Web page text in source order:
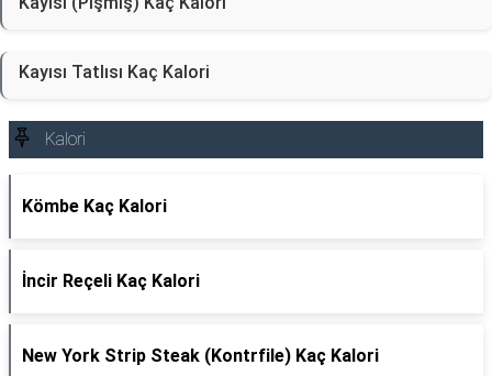
Kayısı Tatlısı Kaç Kalori
Kalori
Kömbe Kaç Kalori
İncir Reçeli Kaç Kalori
New York Strip Steak (Kontrfile) Kaç Kalori